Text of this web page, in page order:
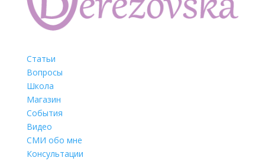
Статьи
Вопросы
Школа
Магазин
События
Видео
СМИ обо мне
Консультации